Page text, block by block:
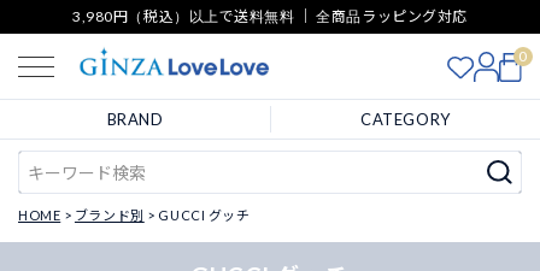
3,980円（税込）以上で送料無料 ｜ 全商品ラッピング対応
0
BRAND CATEGORY
HOME ブランド別 GUCCI グッチ